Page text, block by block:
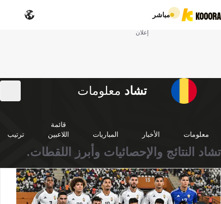
مباشر
إعلان
تشاد معلومات
معلومات الأخبار المباريات
قائمة
اللاعبين
ترتيب
تشاد النتائج والإحصائيات وأبرز اللقطات.